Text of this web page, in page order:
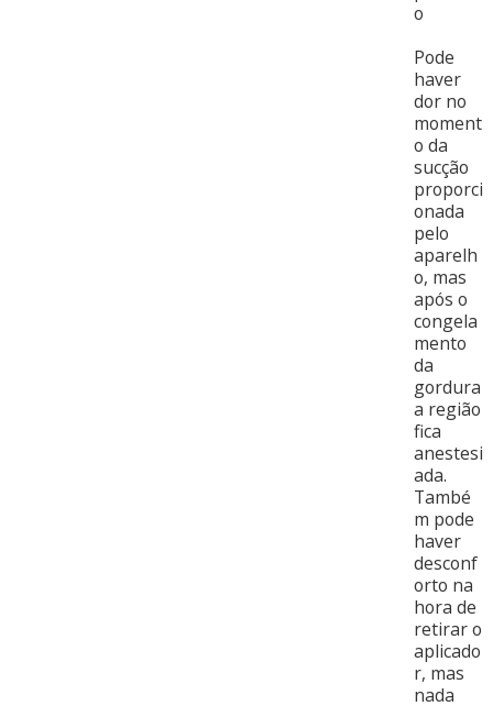
o
Pode
haver
dor no
moment
o da
sucção
proporci
onada
pelo
aparelh
o, mas
após o
congela
mento
da
gordura
a região
fica
anestesi
ada.
També
m pode
haver
desconf
orto na
hora de
retirar o
aplicado
r, mas
nada